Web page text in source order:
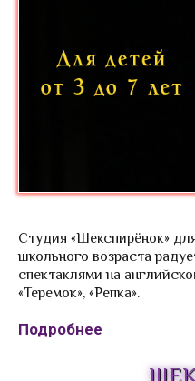
Курсы
Студия
Студия
Студия
Математика на
ПОДАТЬ ЗАЯВКУ
Методики
Отзывы родителей
Грамоты и награды
Студия «Шекспирёнок»
школьного возраста
спектаклями на
«Теремок», «Репка».
Подробнее